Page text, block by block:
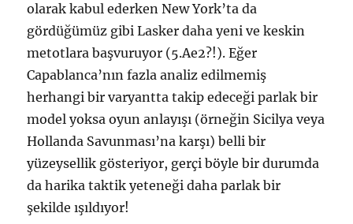
olarak kabul ederken New York’ta da
gördüğümüz gibi Lasker daha yeni ve keskin
metotlara başvuruyor (5.Ae2?!). Eğer
Capablanca’nın fazla analiz edilmemiş
herhangi bir varyantta takip edeceği parlak bir
model yoksa oyun anlayışı (örneğin Sicilya veya
Hollanda Savunması’na karşı) belli bir
yüzeysellik gösteriyor, gerçi böyle bir durumda
da harika taktik yeteneği daha parlak bir
şekilde ışıldıyor!